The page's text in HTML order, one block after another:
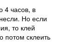
4 часов, в
Но если
то клей
потом склеить